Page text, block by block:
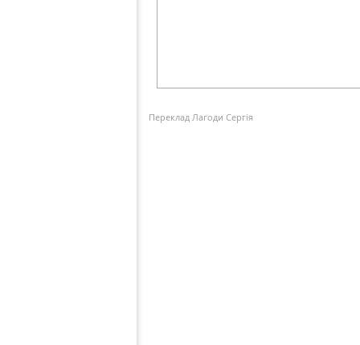
Переклад Лагоди Сергія